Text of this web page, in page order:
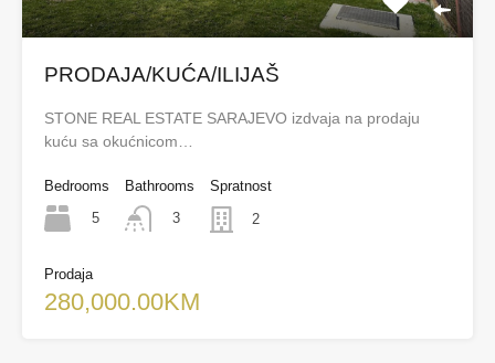
PRODAJA/KUĆA/ILIJAŠ
STONE REAL ESTATE SARAJEVO izdvaja na prodaju
kuću sa okućnicom…
Bedrooms
5
Bathrooms
3
Spratnost
2
Prodaja
280,000.00KM